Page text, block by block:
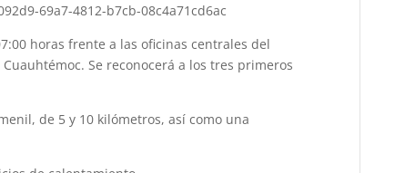
69a7-4812-b7cb-08c4a71cd6ac
horas frente a las oficinas centrales del
Se reconocerá a los tres primeros
de 5 y 10 kilómetros, así como una